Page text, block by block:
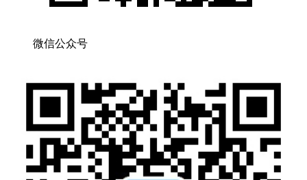
微信公众号